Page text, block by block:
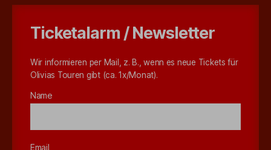
Ticketalarm / Newsletter
Wir informieren per Mail, z. B., wenn es neue Tickets für
Olivias Touren gibt (ca. 1x/Monat).
Name
Email